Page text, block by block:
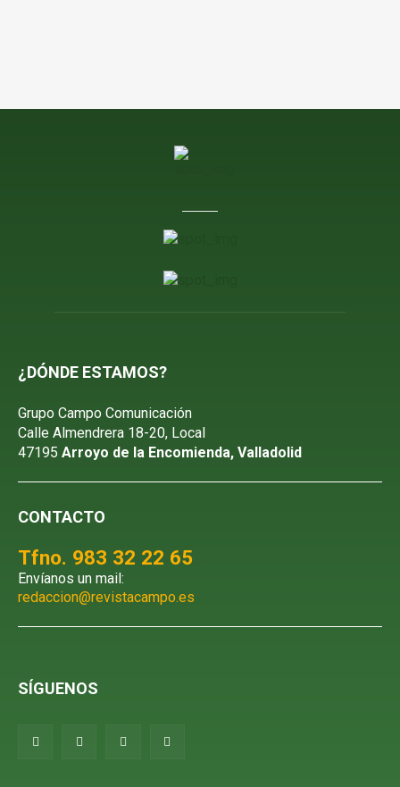
¿DÓNDE ESTAMOS?
Grupo Campo Comunicación
Calle Almendrera 18-20, Local
47195 Arroyo de la Encomienda, Valladolid
CONTACTO
Tfno. 983 32 22 65
Envíanos un mail:
redaccion@revistacampo.es
SÍGUENOS